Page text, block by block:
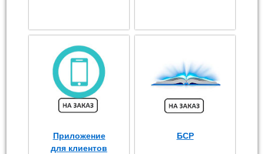
Приложение
для клиентов
БСР